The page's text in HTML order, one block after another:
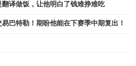
译做饭，让他明白了钱难挣难吃
巴特勒！期盼他能在下赛季中期复出！